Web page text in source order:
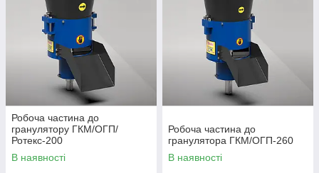
Робоча частина до
гранулятору ГКМ/ОГП/
Ротекс-200
В наявності
Робоча частина до
гранулятора ГКМ/ОГП-260
В наявності